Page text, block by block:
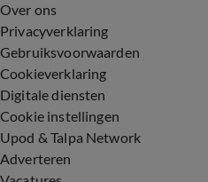
Over ons
Privacyverklaring
Gebruiksvoorwaarden
Cookieverklaring
Digitale diensten
Cookie instellingen
Upod & Talpa Network
Adverteren